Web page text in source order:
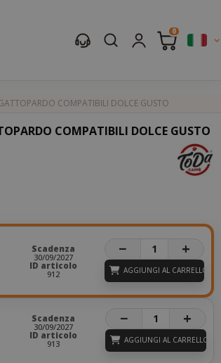
0
COMPATIBILI DOLCE GUSTO
COMPATIBILI DOLCE GUSTO
Scadenza
30/09/2027
ID articolo
912
− +
AGGIUNGI AL CARRELLO
Scadenza
30/09/2027
ID articolo
913
− +
AGGIUNGI AL CARRELLO